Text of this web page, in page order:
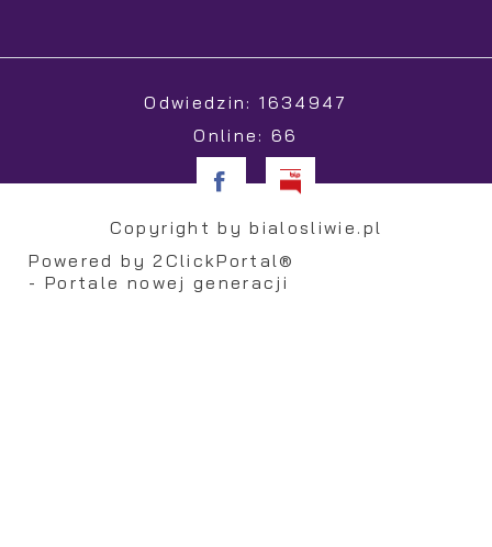
Odwiedzin: 1634947
Online: 66
Copyright by bialosliwie.pl
Powered by2ClickPortal®
- Portale nowej generacji